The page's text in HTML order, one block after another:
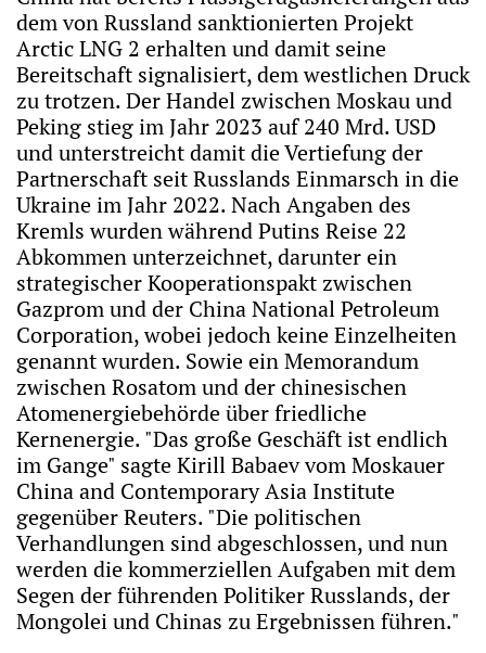
dem von Russland sanktionierten Projekt
Arctic LNG 2 erhalten und damit seine
Bereitschaft signalisiert, dem westlichen Druck
zu trotzen. Der Handel zwischen Moskau und
Peking stieg im Jahr 2023 auf 240 Mrd. USD
und unterstreicht damit die Vertiefung der
Partnerschaft seit Russlands Einmarsch in die
Ukraine im Jahr 2022. Nach Angaben des
Kremls wurden während Putins Reise 22
Abkommen unterzeichnet, darunter ein
strategischer Kooperationspakt zwischen
Gazprom und der China National Petroleum
Corporation, wobei jedoch keine Einzelheiten
genannt wurden. Sowie ein Memorandum
zwischen Rosatom und der chinesischen
Atomenergiebehörde über friedliche
Kernenergie. "Das große Geschäft ist endlich
im Gange" sagte Kirill Babaev vom Moskauer
China and Contemporary Asia Institute
gegenüber Reuters. "Die politischen
Verhandlungen sind abgeschlossen, und nun
werden die kommerziellen Aufgaben mit dem
Segen der führenden Politiker Russlands, der
Mongolei und Chinas zu Ergebnissen führen."